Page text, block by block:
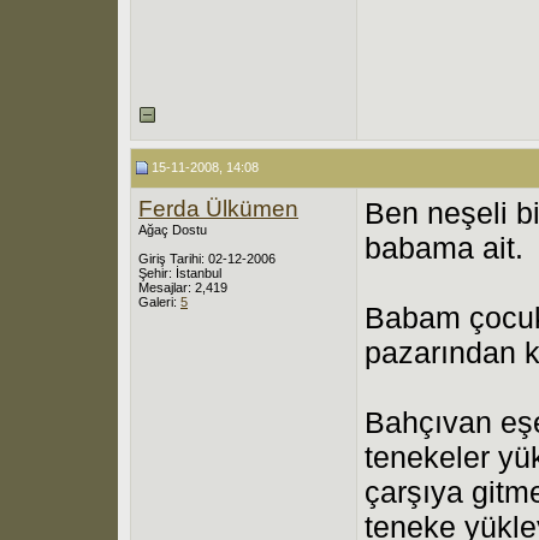
15-11-2008, 14:08
Ferda Ülkümen
Ağaç Dostu
Giriş Tarihi: 02-12-2006
Şehir: İstanbul
Mesajlar: 2,419
Galeri: 5
Ben neşeli
babama ait.
Babam
pazarından
Bahçıvan
tenekeler
çarşıya
teneke